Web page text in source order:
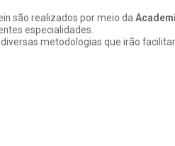
são realizados por meio da
especialidades.
metodologias que irão